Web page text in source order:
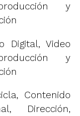
y
Digital, Video
y
Contenido
Dirección,